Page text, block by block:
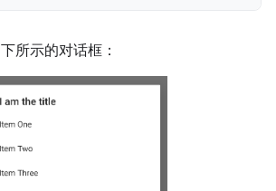
所示的对话框：